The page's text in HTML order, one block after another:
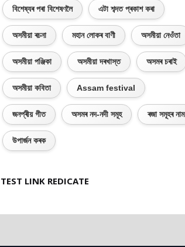
বিশেষ্যৰ পৰা বিশেষণলৈ এটা শব্দত প্ৰকাশ কৰা
অসমীয়া ৰচনা মহান লোকৰ বাণী অসমীয়া নেওঁতা
অসমীয়া পঞ্জিকা অসমীয়া দৰখাস্ত অসমৰ চৰাই
অসমীয়া কবিতা Assam festival
জনপ্ৰীয় গীত অসমৰ নদ-নদী সমূহ ৰজা সমূহৰ নাম
উপাৰ্জন কৰক
TEST LINK REDICATE